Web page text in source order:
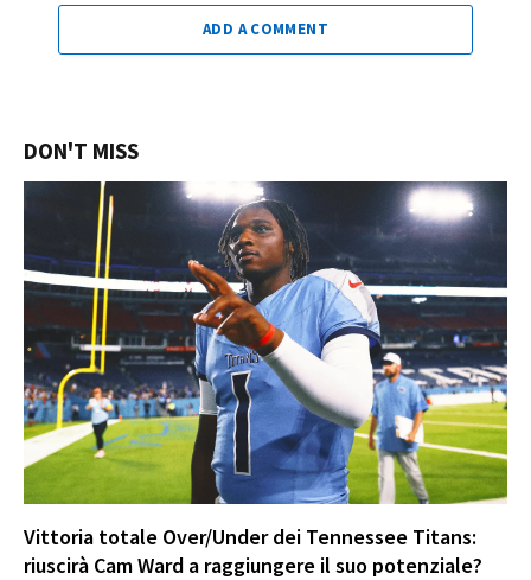
ADD A COMMENT
DON'T MISS
Vittoria totale Over/Under dei Tennessee Titans:
riuscirà Cam Ward a raggiungere il suo potenziale?